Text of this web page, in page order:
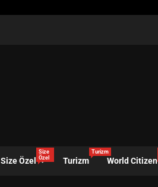
Size Özel
Size
Özel
Turizm
Turizm
World Citizen